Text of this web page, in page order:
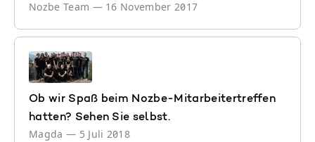
Nozbe Team — 16 November 2017
Ob wir Spaß beim Nozbe-Mitarbeitertreffen
hatten? Sehen Sie selbst.
Magda — 5 Juli 2018